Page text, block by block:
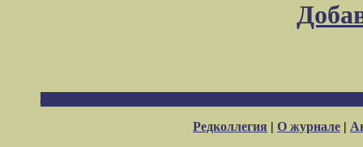
Редколлегия | О журнале |